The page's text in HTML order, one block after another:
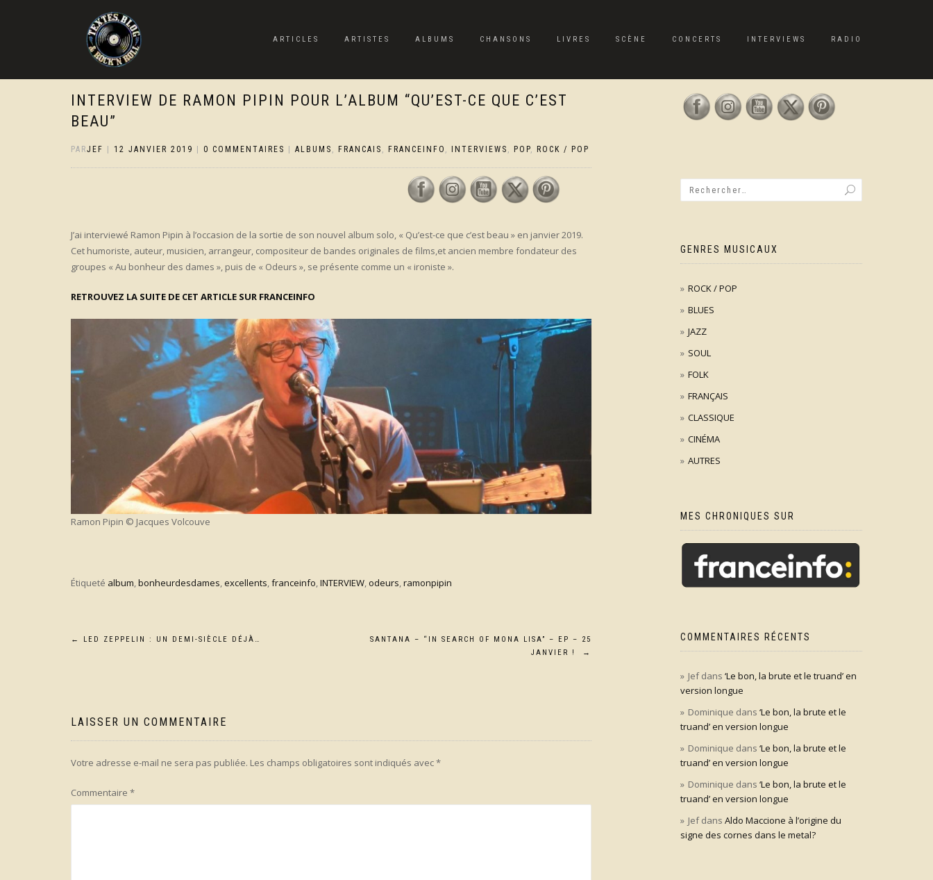
ARTICLES ARTISTES ALBUMS CHANSONS LIVRES SCÈNE CONCERTS INTERVIEWS RADIO
INTERVIEW DE RAMON PIPIN POUR L’ALBUM “QU’EST-CE QUE C’EST
BEAU”
PARJEF 12 JANVIER 2019 0 COMMENTAIRES ALBUMS , FRANCAIS , FRANCEINFO , INTERVIEWS , POP, ROCK / POP
J’ai interviewé Ramon Pipin à l’occasion de la sortie de son nouvel album solo, « Qu’est-ce que c’est beau » en janvier 2019.
Cet humoriste, auteur, musicien, arrangeur, compositeur de bandes originales de films,et ancien membre fondateur des
groupes « Au bonheur des dames », puis de « Odeurs », se présente comme un « ironiste ».
RETROUVEZ LA SUITE DE CET ARTICLE SUR FRANCEINFO
Ramon Pipin © Jacques Volcouve
Étiqueté album,bonheurdesdames,excellents,franceinfo,INTERVIEW,odeurs,ramonpipin
Navigation
← LED ZEPPELIN : UN DEMI-SIÈCLE DÉJÀ…
SANTANA – “IN SEARCH OF MONA LISA” – EP – 25
JANVIER !
→
LAISSER UN COMMENTAIRE
Votre adresse e-mail ne sera pas publiée. Les champs obligatoires sont indiqués avec*
Commentaire *
GENRES MUSICAUX
ROCK / POP
BLUES
JAZZ
SOUL
FOLK
FRANÇAIS
CLASSIQUE
CINÉMA
AUTRES
MES CHRONIQUES SUR
COMMENTAIRES RÉCENTS
Jefdans ‘Le bon, la brute et le truand’ en
version longue
Dominique dans ‘Le bon, la brute et le
truand’ en version longue
Dominique dans ‘Le bon, la brute et le
truand’ en version longue
Dominique dans ‘Le bon, la brute et le
truand’ en version longue
Jefdans Aldo Maccione à l’origine du
signe des cornes dans le metal?